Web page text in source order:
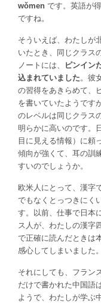
wǒmen です。英語が
ですね。
そういえば、わたしが
いたとき、同じクラス
ノートには、
ピンイン
込まれていました。彼
の習得をあきらめて、
を書いていたようです
のレベルは同じクラス
明らかに高いのです。
目に見える情報）に頼
傾向が強くて、耳の訓
すいのでしょうか。
欧米人にとって、漢字
でもなくとっつきにく
す。以前、仕事で日本
ス人が、わたしの漢字
で正確に読んだときは
感心してしまいました。
それにしても、フラン
だけで書かれた中国語
ようで、わたしが学ぶ